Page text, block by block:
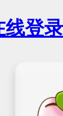
登